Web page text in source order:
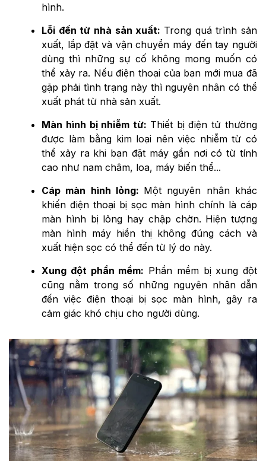
hình.
Lỗi đến từ nhà sản xuất: Trong quá trình sản
xuất, lắp đặt và vận chuyển máy đến tay người
dùng thì những sự cố không mong muốn có
thể xảy ra. Nếu điện thoại của bạn mới mua đã
gặp phải tình trạng này thì nguyên nhân có thể
xuất phát từ nhà sản xuất.
Màn hình bị nhiễm từ: Thiết bị điện tử thường
được làm bằng kim loại nên việc nhiễm từ có
thể xảy ra khi bạn đặt máy gần nơi có từ tính
cao như nam châm, loa, máy biến thể...
Cáp màn hình lỏng: Một nguyên nhân khác
khiến điện thoại bị sọc màn hình chính là cáp
màn hình bị lỏng hay chập chờn. Hiện tượng
màn hình máy hiển thị không đúng cách và
xuất hiện sọc có thể đến từ lý do này.
Xung đột phần mềm: Phần mềm bị xung đột
cũng nằm trong số những nguyên nhân dẫn
đến việc điện thoại bị sọc màn hình, gây ra
cảm giác khó chịu cho người dùng.